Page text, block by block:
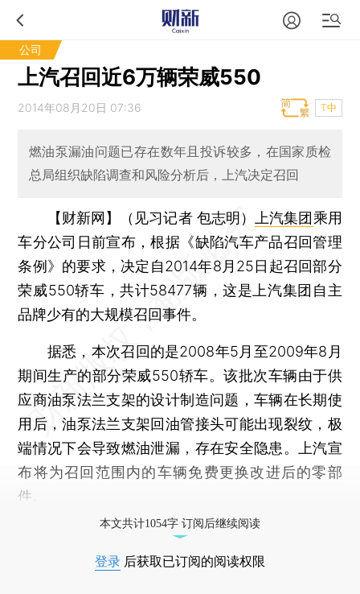
公司
上汽召回近6万辆荣威550
2014年08月20日 07:36 T中
燃油泵漏油问题已存在数年且投诉较多，在国家质检
总局组织缺陷调查和风险分析后，上汽决定召回
【财新网】（见习记者 包志明） 上汽集团乘用
车分公司日前宣布，根据《缺陷汽车产品召回管理
条例》的要求，决定自2014年8月25日起召回部分
荣威550轿车，共计58477辆，这是上汽集团自主
品牌少有的大规模召回事件。
据悉，本次召回的是2008年5月至2009年8月
期间生产的部分荣威550轿车。该批次车辆由于供
应商油泵法兰支架的设计制造问题，车辆在长期使
用后，油泵法兰支架回油管接头可能出现裂纹，极
端情况下会导致燃油泄漏，存在安全隐患。上汽宣
布将为召回范围内的车辆免费更换改进后的零部
件。
本文共计1054字 订阅后继续阅读
登录 后获取已订阅的阅读权限